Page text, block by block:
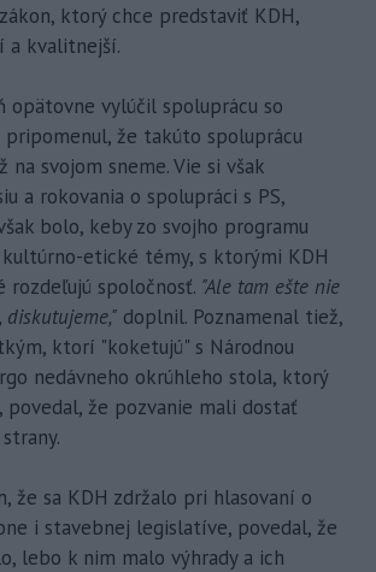
ktorý chce predstaviť KDH,
a kvalitnejší.
opätovne vylúčil spoluprácu so
pripomenul, že takúto spoluprácu
na svojom sneme. Vie si však
a rokovania o spolupráci s PS,
bolo, keby zo svojho programu
etické témy, s ktorými KDH
rozdeľujú spoločnosť. "Ale tam ešte nie
diskutujeme," doplnil. Poznamenal tiež,
ktorí "koketujú" s Národnou
nedávneho okrúhleho stola, ktorý
že pozvanie mali dostať
že sa KDH zdržalo pri hlasovaní o
i stavebnej legislatíve, povedal, že
lebo k nim malo výhrady a ich